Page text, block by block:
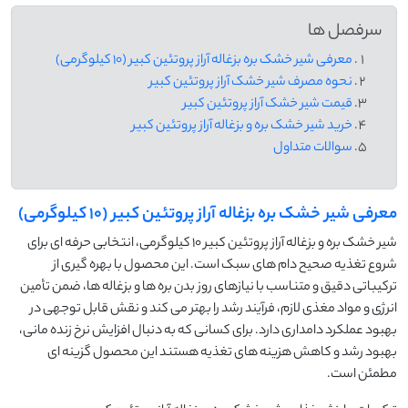
معرفی شیر خشک بره بزغاله آراز پروتئین کبیر (10 کیلوگرمی)
شیر خشک بره و بزغاله آراز پروتئین کبیر ۱۰ کیلوگرمی، انتخابی حرفه ای برای
شروع تغذیه صحیح دام های سبک است. این محصول با بهره گیری از
ترکیباتی دقیق و متناسب با نیازهای روز بدن بره ها و بزغاله ها، ضمن تأمین
انرژی و مواد مغذی لازم، فرآیند رشد را بهتر می کند و نقش قابل توجهی در
بهبود عملکرد دامداری دارد. برای کسانی که به دنبال افزایش نرخ زنده مانی،
بهبود رشد و کاهش هزینه های تغذیه هستند این محصول گزینه ای
مطمئن است.
سرفصل ها
معرفی شیر خشک بره بزغاله آراز پروتئین کبیر (10 کیلوگرمی)
نحوه مصرف شیر خشک آراز پروتئین کبیر
قیمت شیر خشک آراز پروتئین کبیر
خرید شیر خشک بره و بزغاله آراز پروتئین کبیر
سوالات متداول